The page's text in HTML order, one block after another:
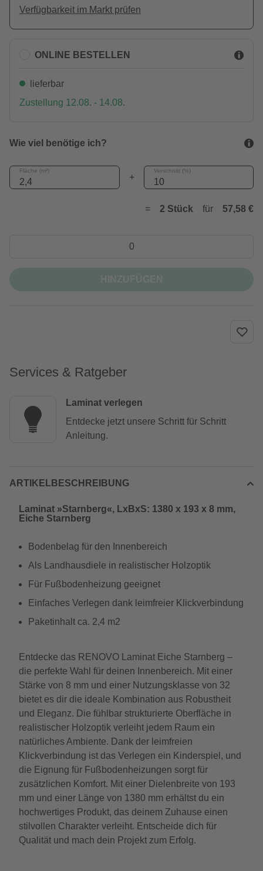
Verfügbarkeit im Markt prüfen
ONLINE BESTELLEN
lieferbar
Zustellung 12.08. - 14.08.
Wie viel benötige ich?
Fläche (m²)
+
Verschnitt (%)
= 2 Stück für 57,58 €
Services & Ratgeber
Laminat verlegen
Entdecke jetzt unsere Schritt für Schritt
Anleitung.
ARTIKELBESCHREIBUNG
Laminat »Starnberg«, LxBxS: 1380 x 193 x 8 mm,
Eiche Starnberg
Bodenbelag für den Innenbereich
Als Landhausdiele in realistischer Holzoptik
Für Fußbodenheizung geeignet
Einfaches Verlegen dank leimfreier Klickverbindung
Paketinhalt ca. 2,4 m2
Entdecke das RENOVO Laminat Eiche Starnberg –
die perfekte Wahl für deinen Innenbereich. Mit einer
Stärke von 8 mm und einer Nutzungsklasse von 32
bietet es dir die ideale Kombination aus Robustheit
und Eleganz. Die fühlbar strukturierte Oberfläche in
realistischer Holzoptik verleiht jedem Raum ein
natürliches Ambiente. Dank der leimfreien
Klickverbindung ist das Verlegen ein Kinderspiel, und
die Eignung für Fußbodenheizungen sorgt für
zusätzlichen Komfort. Mit einer Dielenbreite von 193
mm und einer Länge von 1380 mm erhältst du ein
hochwertiges Produkt, das deinem Zuhause einen
stilvollen Charakter verleiht. Entscheide dich für
Qualität und mach dein Projekt zum Erfolg.